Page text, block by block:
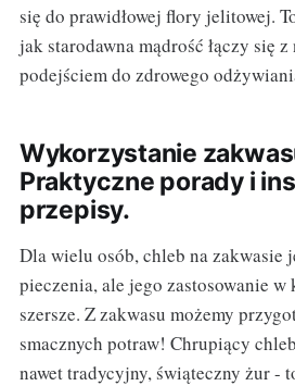
się do prawidłowej flory jelitowej.
jak starodawna mądrość łączy się
podejściem do zdrowego
Wykorzystanie
Praktyczne porady i
przepisy.
Dla wielu osób, chleb na zakwasie
pieczenia, ale jego zastosowanie
szersze. Z zakwasu możemy
smacznych potraw! Chrupiący
nawet tradycyjny, świąteczny żur -